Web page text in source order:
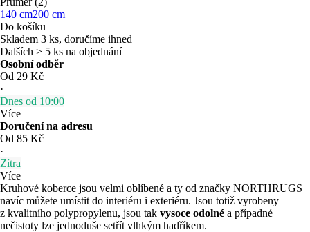
140 cm200 cm
Do košíku
Skladem 3 ks, doručíme ihned
Dalších > 5 ks na objednání
Osobní odběr
Od 29 Kč
·
Dnes od 10:00
Více
Doručení na adresu
Od 85 Kč
·
Zítra
Více
Kruhové koberce jsou velmi oblíbené a ty od značky NORTHRUGS
navíc můžete umístit do interiéru i exteriéru. Jsou totiž vyrobeny
z kvalitního polypropylenu, jsou tak vysoce odolné a případné
nečistoty lze jednoduše setřít vlhkým hadříkem.